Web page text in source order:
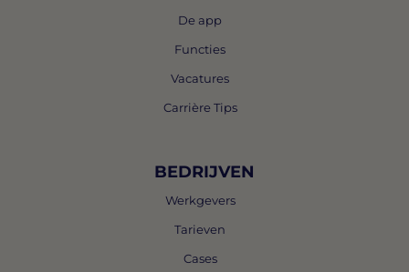
De app
Functies
Vacatures
Carrière Tips
BEDRIJVEN
Werkgevers
Tarieven
Cases